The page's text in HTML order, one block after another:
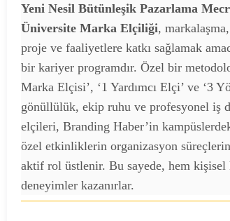
Yeni Nesil Bütünleşik Pazarlama
Üniversite Marka Elçiliği,
proje ve faaliyetlere katkı sağlamak
bir kariyer programdır. Özel bir
Marka Elçisi’, ‘1 Yardımcı Elçi’ ve ‘3
gönüllülük, ekip ruhu ve profesyonel iş
elçileri, Branding Haber’in
özel etkinliklerin organizasyon
aktif rol üstlenir. Bu sayede, hem
deneyimler kazanırlar.